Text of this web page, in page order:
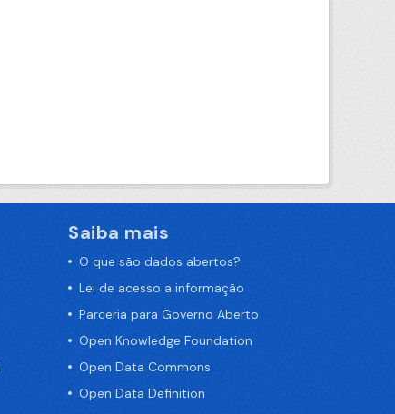
Saiba mais
O que são dados abertos?
Lei de acesso a informação
Parceria para Governo Aberto
Open Knowledge Foundation
Open Data Commons
Open Data Definition